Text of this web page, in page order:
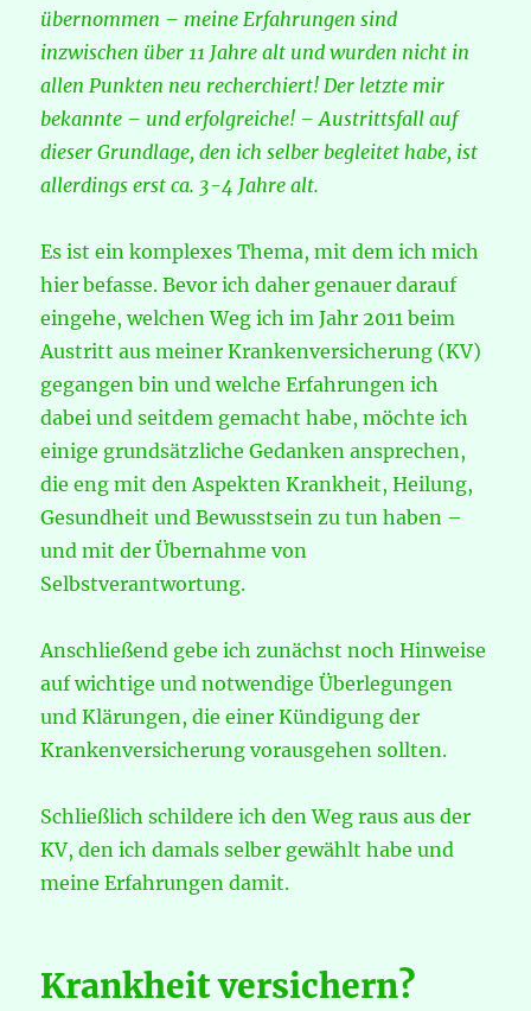
übernommen – meine Erfahrungen sind
inzwischen über 11 Jahre alt und wurden nicht in
allen Punkten neu recherchiert! Der letzte mir
bekannte – und erfolgreiche! – Austrittsfall auf
dieser Grundlage, den ich selber begleitet habe, ist
allerdings erst ca. 3-4 Jahre alt.
Es ist ein komplexes Thema, mit dem ich mich
hier befasse. Bevor ich daher genauer darauf
eingehe, welchen Weg ich im Jahr 2011 beim
Austritt aus meiner Krankenversicherung (KV)
gegangen bin und welche Erfahrungen ich
dabei und seitdem gemacht habe, möchte ich
einige grundsätzliche Gedanken ansprechen,
die eng mit den Aspekten Krankheit, Heilung,
Gesundheit und Bewusstsein zu tun haben –
und mit der Übernahme von
Selbstverantwortung.
Anschließend gebe ich zunächst noch Hinweise
auf wichtige und notwendige Überlegungen
und Klärungen, die einer Kündigung der
Krankenversicherung vorausgehen sollten.
Schließlich schildere ich den Weg raus aus der
KV, den ich damals selber gewählt habe und
meine Erfahrungen damit.
Krankheit versichern?